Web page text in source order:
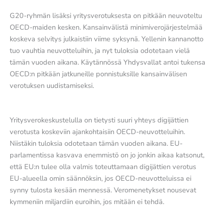
G20-ryhmän lisäksi yritysverotuksesta on pitkään neuvoteltu
OECD-maiden kesken. Kansainvälistä minimiverojärjestelmää
koskeva selvitys julkaistiin viime syksynä. Yellenin kannanotto
tuo vauhtia neuvotteluihin, ja nyt tuloksia odotetaan vielä
tämän vuoden aikana. Käytännössä Yhdysvallat antoi tukensa
OECD:n pitkään jatkuneille ponnistuksille kansainvälisen
verotuksen uudistamiseksi.
Yritysverokeskustelulla on tietysti suuri yhteys digijättien
verotusta koskeviin ajankohtaisiin OECD-neuvotteluihin.
Niistäkin tuloksia odotetaan tämän vuoden aikana. EU-
parlamentissa kasvava enemmistö on jo jonkin aikaa katsonut,
että EU:n tulee olla valmis toteuttamaan digijättien verotus
EU-alueella omin säännöksin, jos OECD-neuvotteluissa ei
synny tulosta kesään mennessä. Veromenetykset nousevat
kymmeniin miljardiin euroihin, jos mitään ei tehdä.